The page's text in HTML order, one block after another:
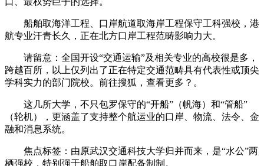
船舶取海洋工程、口岸航道取海岸工程保守工科强校，港
航专业汗青长久，正在北方口岸工程范畴影响力大。
请留意：全国开设“交通运输”及相关专业的高校很是多，
跨越百所，以上仅列出了正在特定交通范畴具有代表性或顶尖
学科实力的部门院校。前往搜狐，查看更多？。
这几所大学，不只包罗保守的“开船”（帆海）和“管船”
（轮机），更涵盖了支持整个航运业的口岸、物流、法令、金
融和消息系统。
焦点标签：由原武汉交通科技大学归并而来，是“水公”两
栖强校，特别强于船舶取口岸配备制制。